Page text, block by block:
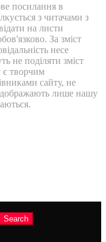
посилання в
з читачами з
на листи
За зміст
несе
не поділяти зміст
є творчим
сайту, не
лише нашу
Search